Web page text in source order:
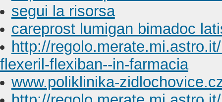
segui la risorsa
careprost lumigan bimadoc
http://
flexeril-flexiban--in-farmacia
www.poliklinika-